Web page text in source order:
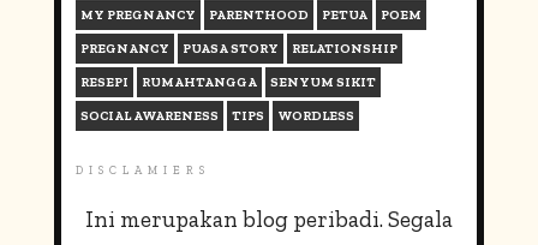
MY PREGNANCY PARENTHOOD PETUA POEM
PREGNANCY PUASA STORY RELATIONSHIP
RESEPI RUMAHTANGGA SENYUM SIKIT
SOCIAL AWARENESS TIPS WORDLESS
DISCLAMIERS
Ini merupakan blog peribadi. Segala